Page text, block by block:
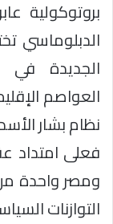
بروتوكولية
الدبلوماسي
الجديدة في
العواصم
نظام بشار
فعلى امتداد
ومصر واحدة من
التوازنات